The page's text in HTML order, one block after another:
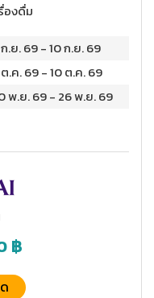
องดื่ม
.ย. 69-10 ก.ย. 69
.ค. 69-10 ต.ค. 69
พ.ย. 69- 26 พ.ย. 69
฿